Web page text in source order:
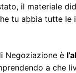
il materiale
tu abbia tutte
Negoziazione è
a che